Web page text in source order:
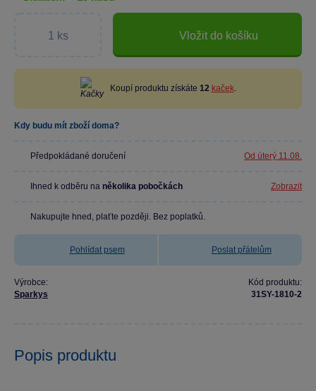
Vložit do košíku
Koupí produktu získáte 12 kaček.
Kdy budu mít zboží doma?
Předpokládané doručení Od úterý 11.08.
Ihned k odběru na několika pobočkách Zobrazit
Nakupujte hned, plaťte později. Bez poplatků.
Pohlídat psem Poslat přátelům
Výrobce:
Sparkys
Kód produktu:
31SY-1810-2
Popis produktu